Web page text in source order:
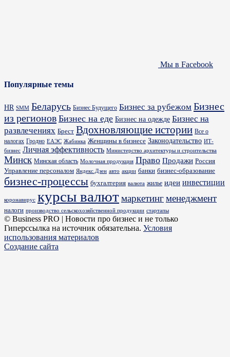
Мы в Facebook
Популярные темы
HR SMM Беларусь Бизнес Будущего Бизнес за рубежом Бизнес
из регионов Бизнес на еде Бизнес на одежде Бизнес на
развлечениях Брест Вдохновляющие истории Все о
налогах Гродно ЕАЭС Жабинка Женщины в бизнесе Законодательство ИТ-
бизнес Личная эффективность Министерство архитектуры и строительства
Минск Минская область Молочная продукция Право Продажи Россия
Управление персоналом Яндекс.Дзен авто акции банки бизнес-образование
бизнес-процессы бухгалтерия валюта жилье идеи инвестиции
коронавирус курсы валютмаркетингменеджмент
налоги производство сельскохозяйственной продукции стартапы
© Business PRO | Новости про бизнес и не только
Гиперссылка на источник обязательна. Условия
использования материалов
Создание сайта